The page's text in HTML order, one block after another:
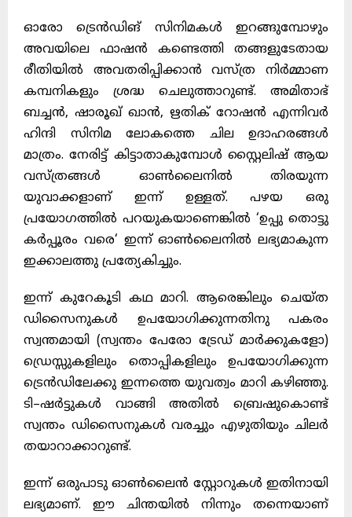
ഓരോ ട്രെൻഡിങ് സിനിമകൾ ഇറങ്ങുമ്പോഴും
അവയിലെ ഫാഷൻ കണ്ടെത്തി തങ്ങളുടേതായ
രീതിയിൽ അവതരിപ്പിക്കാൻ വസ്ത്ര നിർമ്മാണ
കമ്പനികളും ശ്രദ്ധ ചെലുത്താറുണ്ട്. അമിതാഭ്
ബച്ചൻ, ഷാരൂഖ് ഖാൻ, ഋതിക് റോഷൻ എന്നിവർ
ഹിന്ദി സിനിമ ലോകത്തെ ചില ഉദാഹരങ്ങൾ
മാത്രം.നേരിട്ട് കിട്ടാതാകുമ്പോൾ സ്റ്റൈലിഷ് ആയ
വസ്ത്രങ്ങൾ ഓൺലൈനിൽ തിരയുന്ന
യുവാക്കളാണ് ഇന്ന് ഉള്ളത്.പഴയ ഒരു
പ്രയോഗത്തിൽ പറയുകയാണെങ്കിൽ ‘ഉപ്പു തൊട്ടു
കർപ്പൂരം വരെ‘ ഇന്ന് ഓൺലൈനിൽ ലഭ്യമാകുന്ന
ഇക്കാലത്തു പ്രത്യേകിച്ചും.
ഇന്ന് കുറേകൂടി കഥ മാറി.ആരെങ്കിലും ചെയ്ത
ഡിസൈനുകൾ ഉപയോഗിക്കുന്നതിനു പകരം
സ്വന്തമായി (സ്വന്തം പേരോ ട്രേഡ് മാർക്കുകളോ)
ഡ്രെസ്സുകളിലും തൊപ്പികളിലും ഉപയോഗിക്കുന്ന
ട്രെൻഡിലേക്കു ഇന്നത്തെ യുവത്വം മാറി കഴിഞ്ഞു.
ടി–ഷർട്ടുകൾ വാങ്ങി അതിൽ ബ്രെഷുകൊണ്ട്
സ്വന്തം ഡിസൈനുകൾ വരച്ചും എഴുതിയും ചിലർ
തയാറാക്കാറുണ്ട്.
ഇന്ന് ഒരുപാടു ഓൺലൈൻ സ്റ്റോറുകൾ ഇതിനായി
ലഭ്യമാണ്. ഈ ചിന്തയിൽ നിന്നും തന്നെയാണ്